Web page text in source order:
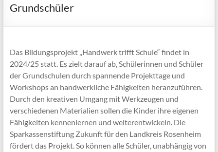
Grundschüler
Das Bildungsprojekt „Handwerk trifft Schule“ findet in
2024/25 statt. Es zielt darauf ab, Schülerinnen und Schüler
der Grundschulen durch spannende Projekttage und
Workshops an handwerkliche Fähigkeiten heranzuführen.
Durch den kreativen Umgang mit Werkzeugen und
verschiedenen Materialien sollen die Kinder ihre eigenen
Fähigkeiten kennenlernen und weiterentwickeln. Die
Sparkassenstiftung Zukunft für den Landkreis Rosenheim
fördert das Projekt. So können alle Schüler, unabhängig von